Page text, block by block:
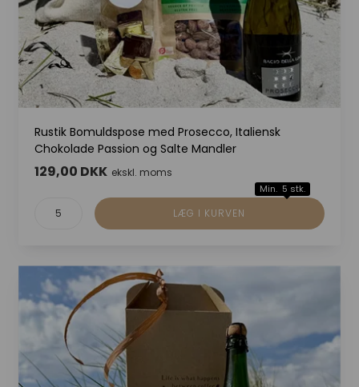
Rustik Bomuldspose med Prosecco, Italiensk
Chokolade Passion og Salte Mandler
129,00 DKK ekskl. moms
Min. 5 stk.